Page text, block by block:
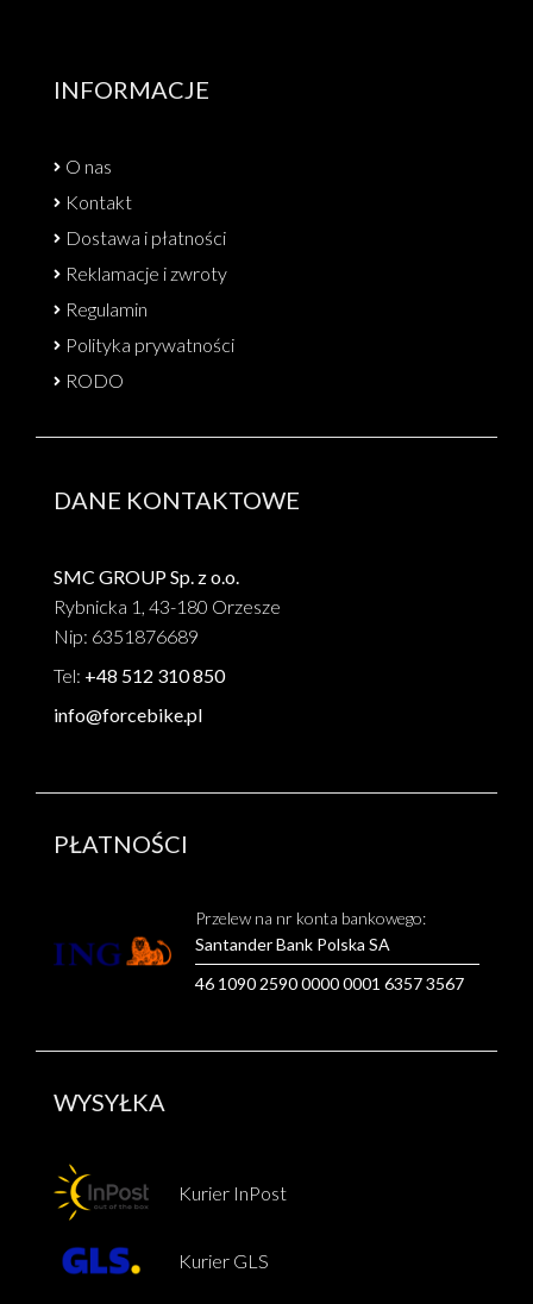
INFORMACJE
O nas
Kontakt
Dostawa i płatności
Reklamacje i zwroty
Regulamin
Polityka prywatności
RODO
DANE KONTAKTOWE
SMC GROUP Sp. z o.o.
Rybnicka 1, 43-180 Orzesze
Nip: 6351876689
Tel: +48 512 310 850
info@forcebike.pl
PŁATNOŚCI
Przelew na nr konta bankowego:
Santander Bank Polska SA
46 1090 2590 0000 0001 6357 3567
WYSYŁKA
Kurier InPost
Kurier GLS